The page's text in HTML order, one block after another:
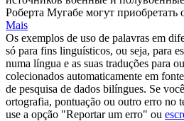
Роберта Мугабе могут приобретать
Mais
Os exemplos de uso de palavras em
só para fins linguísticos, ou seja, para
numa língua e as suas traduções para
colecionados automaticamente em
de pesquisa de dados bilíngues. Se
ortografia, pontuação ou outro erro no
use a opção "Reportar um erro" ou